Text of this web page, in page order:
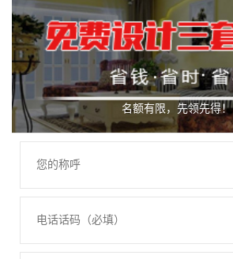
名额有限，先领先得！